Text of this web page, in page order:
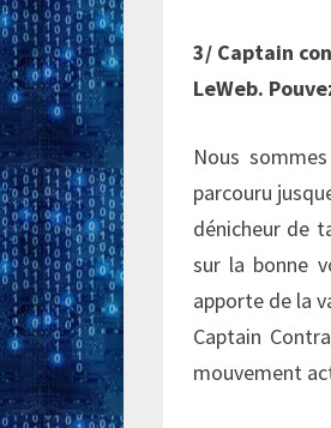
3/ Captain
LeWeb.
Nous
parcouru
dénicheur de
sur la bonne
apporte de la
Captain
mouvement